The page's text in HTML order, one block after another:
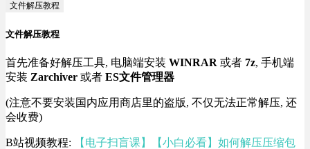
文件解压教程
文件解压教程
首先准备好解压工具, 电脑端安装 WINRAR 或者 7z, 手机端
安装 Zarchiver 或者 ES文件管理器
(注意不要安装国内应用商店里的盗版, 不仅无法正常解压, 还
会收费)
B站视频教程: 【电子扫盲课】【小白必看】如何解压压缩包